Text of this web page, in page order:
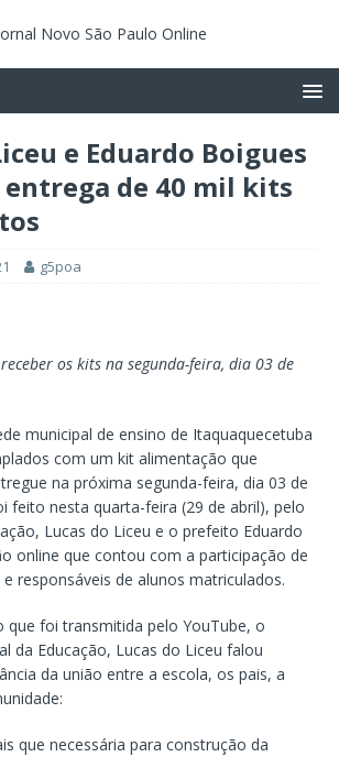
e Eduardo Boigues
de 40 mil kits
g5poa
os kits na segunda-feira, dia 03 de
municipal de ensino de Itaquaquecetuba
com um kit alimentação que
na próxima segunda-feira, dia 03 de
feito nesta quarta-feira (29 de abril), pelo
Lucas do Liceu e o prefeito Eduardo
online que contou com a participação de
responsáveis de alunos matriculados.
que foi transmitida pelo YouTube, o
da Educação, Lucas do Liceu falou
da união entre a escola, os pais, a
que necessária para construção da